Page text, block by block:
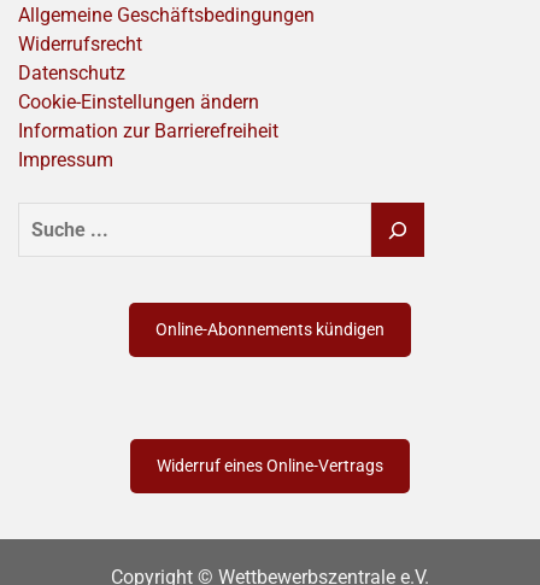
Allgemeine Geschäftsbedingungen
Widerrufsrecht
Datenschutz
Cookie-Einstellungen ändern
Information zur Barrierefreiheit
Impressum
SUCHEN
Online-Abonnements kündigen
Widerruf eines Online-Vertrags
Copyright © Wettbewerbszentrale e.V.